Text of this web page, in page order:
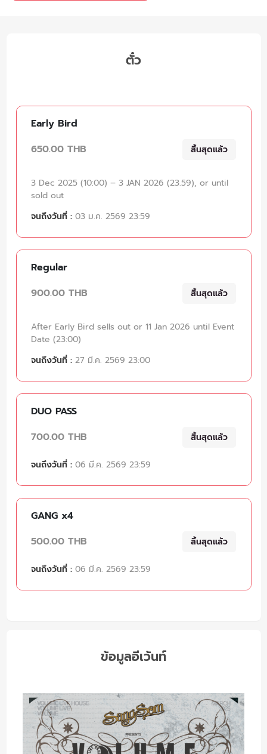
ตั๋ว
Early Bird
650.00 THB
สิ้นสุดแล้ว
3 Dec 2025 (10:00) – 3 JAN 2026 (23.59), or until
sold out
จนถึงวันที่ : 03 ม.ค. 2569 23:59
Regular
900.00 THB
สิ้นสุดแล้ว
After Early Bird sells out or 11 Jan 2026 until Event
Date (23:00)
จนถึงวันที่ : 27 มี.ค. 2569 23:00
DUO PASS
700.00 THB
สิ้นสุดแล้ว
จนถึงวันที่ : 06 มี.ค. 2569 23:59
GANG x4
500.00 THB
สิ้นสุดแล้ว
จนถึงวันที่ : 06 มี.ค. 2569 23:59
ข้อมูลอีเว้นท์